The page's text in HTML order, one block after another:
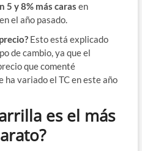
5 y 8% más caras en
el año pasado.
Esto está explicado
de cambio, ya que el
que comenté
variado el TC en este año
es el más